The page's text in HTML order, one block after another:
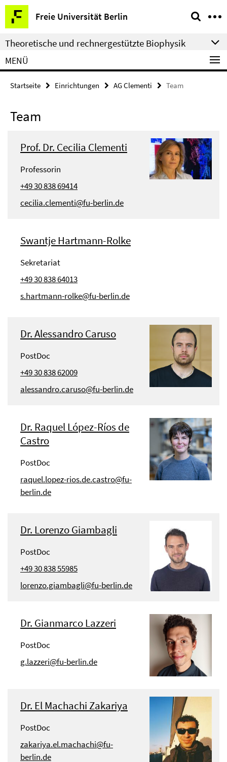
Springe
direkt
zu
Inhalt
Freie Universität Berlin
Service-
Navigation
Theoretische und rechnergestützte Biophysik
MENÜ
Startseite Einrichtungen AG Clementi Team
Team
Prof. Dr. Cecilia Clementi
Professorin
+49 30 838 69414
cecilia.clementi@fu-berlin.de
Swantje Hartmann-Rolke
Sekretariat
+49 30 838 64013
s.hartmann-rolke@fu-berlin.de
Dr. Alessandro Caruso
PostDoc
+49 30 838 62009
alessandro.caruso@fu-berlin.de
Dr. Raquel López-Ríos de
Castro
PostDoc
raquel.lopez-rios.de.castro@fu-
berlin.de
Dr. Lorenzo Giambagli
PostDoc
+49 30 838 55985
lorenzo.giambagli@fu-berlin.de
Dr. Gianmarco Lazzeri
PostDoc
g.lazzeri@fu-berlin.de
Dr. El Machachi Zakariya
PostDoc
zakariya.el.machachi@fu-
berlin.de